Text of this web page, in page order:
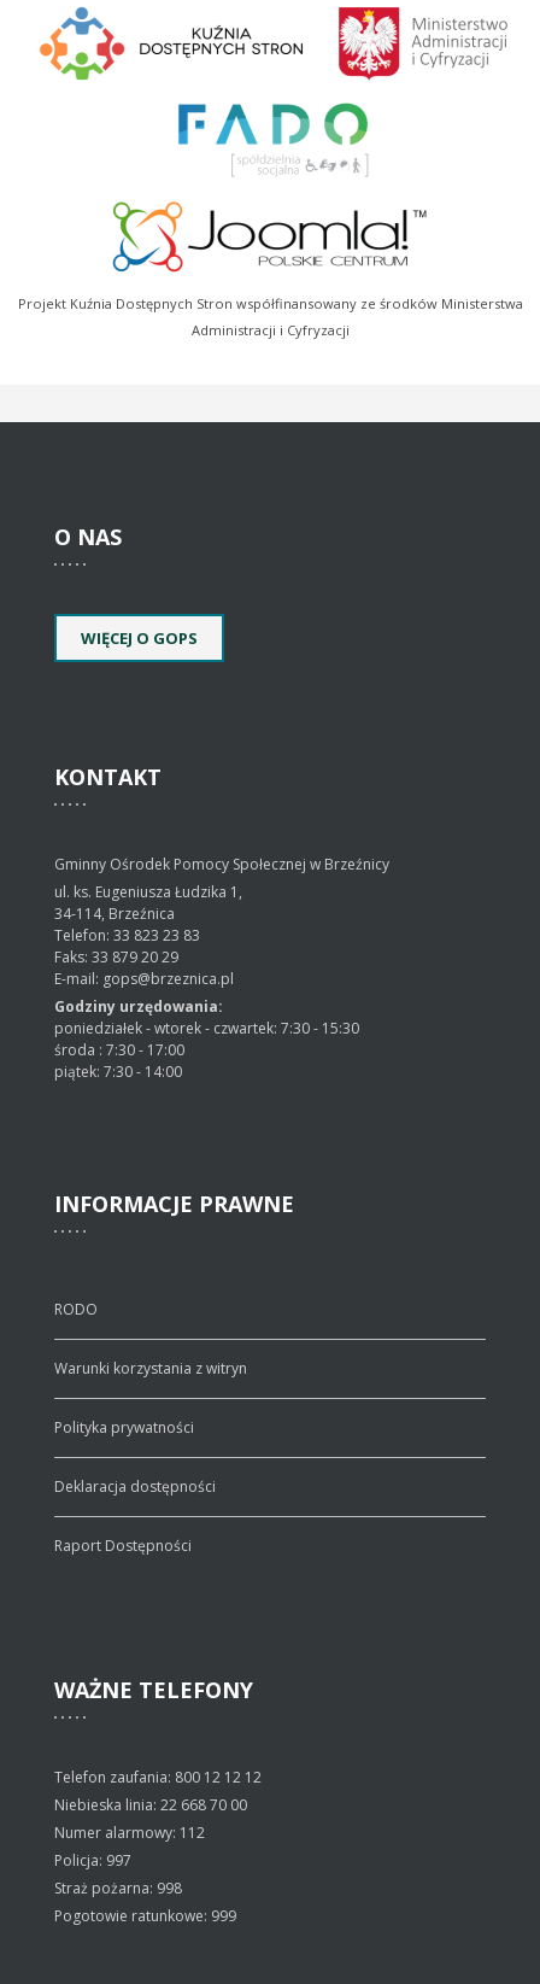
Projekt Kuźnia Dostępnych Stron współfinansowany ze środków Ministerstwa
Administracji i Cyfryzacji
O NAS
WIĘCEJ O GOPS
KONTAKT
Gminny Ośrodek Pomocy Społecznej w Brzeźnicy
ul. ks. Eugeniusza Łudzika 1,
34-114, Brzeźnica
Telefon: 33 823 23 83
Faks: 33 879 20 29
E-mail: gops@brzeznica.pl
Godziny urzędowania:
poniedziałek - wtorek - czwartek: 7:30 - 15:30
środa : 7:30 - 17:00
piątek: 7:30 - 14:00
INFORMACJE PRAWNE
RODO
Warunki korzystania z witryn
Polityka prywatności
Deklaracja dostępności
Raport Dostępności
WAŻNE TELEFONY
Telefon zaufania: 800 12 12 12
Niebieska linia: 22 668 70 00
Numer alarmowy: 112
Policja: 997
Straż pożarna: 998
Pogotowie ratunkowe: 999